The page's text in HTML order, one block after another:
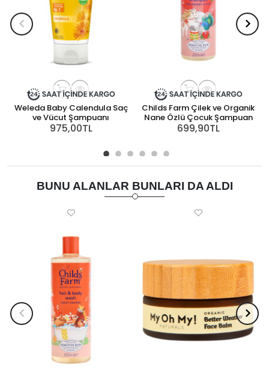
Weleda Baby Calendula Saç
ve Vücut Şampuanı
975,00TL
Childs Farm Çilek ve Organik
Nane Özlü Çocuk Şampuan
699,90TL
BUNU ALANLAR BUNLARI DA ALDI